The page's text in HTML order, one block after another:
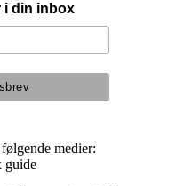
i din inbox
medier: